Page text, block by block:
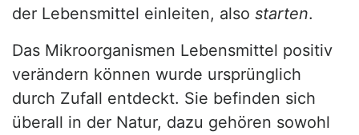
der Lebensmittel einleiten, also starten.
Das Mikroorganismen Lebensmittel positiv
verändern können wurde ursprünglich
durch Zufall entdeckt. Sie befinden sich
überall in der Natur, dazu gehören sowohl